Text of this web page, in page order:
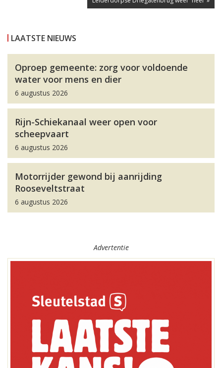
LAATSTE NIEUWS
Oproep gemeente: zorg voor voldoende
water voor mens en dier
6 augustus 2026
Rijn-Schiekanaal weer open voor
scheepvaart
6 augustus 2026
Motorrijder gewond bij aanrijding
Rooseveltstraat
6 augustus 2026
Advertentie